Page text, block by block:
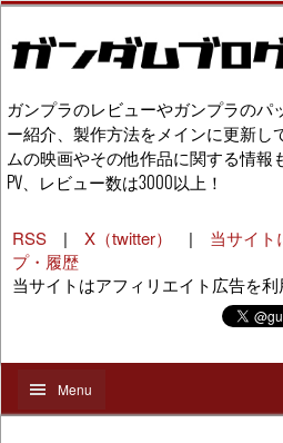
ガンプラのレビューやガンプラのパ
ー紹介、製作方法をメインに更新し
ムの映画やその他作品に関する情報
PV、レビュー数は3000以上！
RSS | X（twitter） | 当サイト
プ・履歴
当サイトはアフィリエイト広告を利
Menu